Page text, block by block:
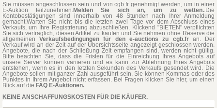
Sie müssen angeschlossen sein und von cgb.fr genehmigt werden, um in einer
E-Auktion teilzunehmen.Melden Sie sich an, um zu wetten. .Die
Kontobestätigungen sind innerhalb von 48 Stunden nach Ihrer Anmeldung
gemacht.Warten Sie nicht bis die letzten zwei Tage vor dem Abschluss eines
Verkaufs, um Ihre Registrierung abzuschließen. Klickend "BIETEN" verpflichten
Sie sich vertraglich, diesen Artikel zu kaufen und Sie nehmen ohne Reserve die
allgemeinenVerkaufsbedingungen für den e-auctions zu cgb.fran. Der
Verkauf wird an der Zeit auf der Übersichtsseite angezeigt geschlossen werden.
Angebote, die nach der Schließung Zeit empfangen sind, werden nicht gültig.
Bitte beachten Sie, dass die Fristen für die Einreichung Ihres Angebots auf
unsere Server können variieren und es kann zur Ablehnung Ihres Angebots
entstehen, wenn es in den letzten Sekunden des Verkaufs gesendet wird. Die
Angebote sollen mit ganzer Zahl ausgeführt sein, Sie können Kommas oder des
Punktes in Ihrem Angebot nicht erfassen. Bei Fragen klicken Sie hier, um einen
Blick auf die FAQ E-Auktionen.
KEINE ANSCHAFFUNGSKOSTEN FÜR DIE KÄUFER.